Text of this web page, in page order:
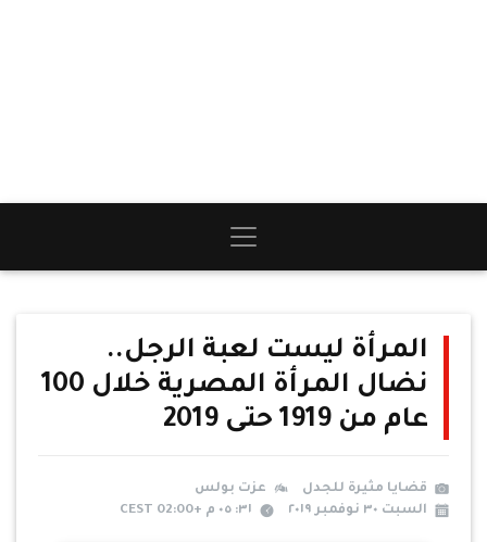
المرأة ليست لعبة الرجل..
نضال المرأة المصرية خلال 100
عام من 1919 حتى 2019
قضايا مثيرة للجدل
عزت بولس
السبت ٣٠ نوفمبر ٢٠١٩
٣١: ٠٥ م +02:00 CEST